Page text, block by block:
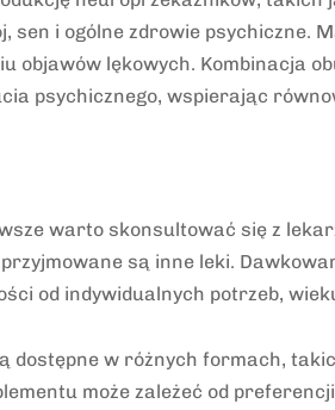
i ogólne zdrowie psychiczne.
objawów lękowych. Kombinacja
psychicznego, wspierając
warto skonsultować się z
są inne leki.
od indywidualnych potrzeb,
dostępne w różnych formach,
może zależeć od